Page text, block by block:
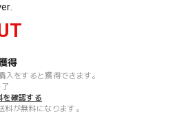
得
入をすると獲得できます。
を確認する
が無料になります。